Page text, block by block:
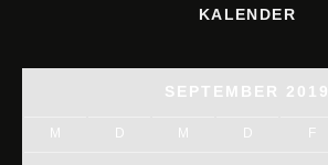
KALENDER
SEPTEMBER 2019
M D M D F